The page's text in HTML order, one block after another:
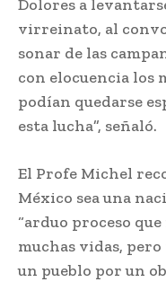
Dolores a
virreinato, al
sonar de las
con elocuencia los
podían quedarse
esta lucha”, señaló.
El Profe Michel
México sea una
“arduo proceso
muchas vidas,
un pueblo por un